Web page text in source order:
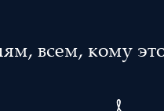
всем, кому